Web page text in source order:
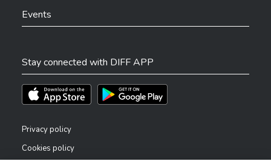
Events
Stay connected with DIFF APP
Téléchargez l'app sur l'App StoreTéléchargez l'app sur Play Store
Privacy policy
Cookies policy